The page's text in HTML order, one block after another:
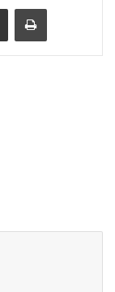
Share via Email Print